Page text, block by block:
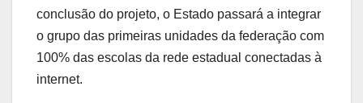
conclusão do projeto, o Estado passará a integrar
o grupo das primeiras unidades da federação com
100% das escolas da rede estadual conectadas à
internet.